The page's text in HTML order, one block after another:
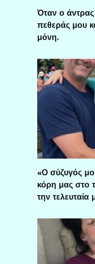
Όταν ο
πεθεράς μου
μόνη.
«Ο σύζυγός
κόρη μας στο
την τελευταία